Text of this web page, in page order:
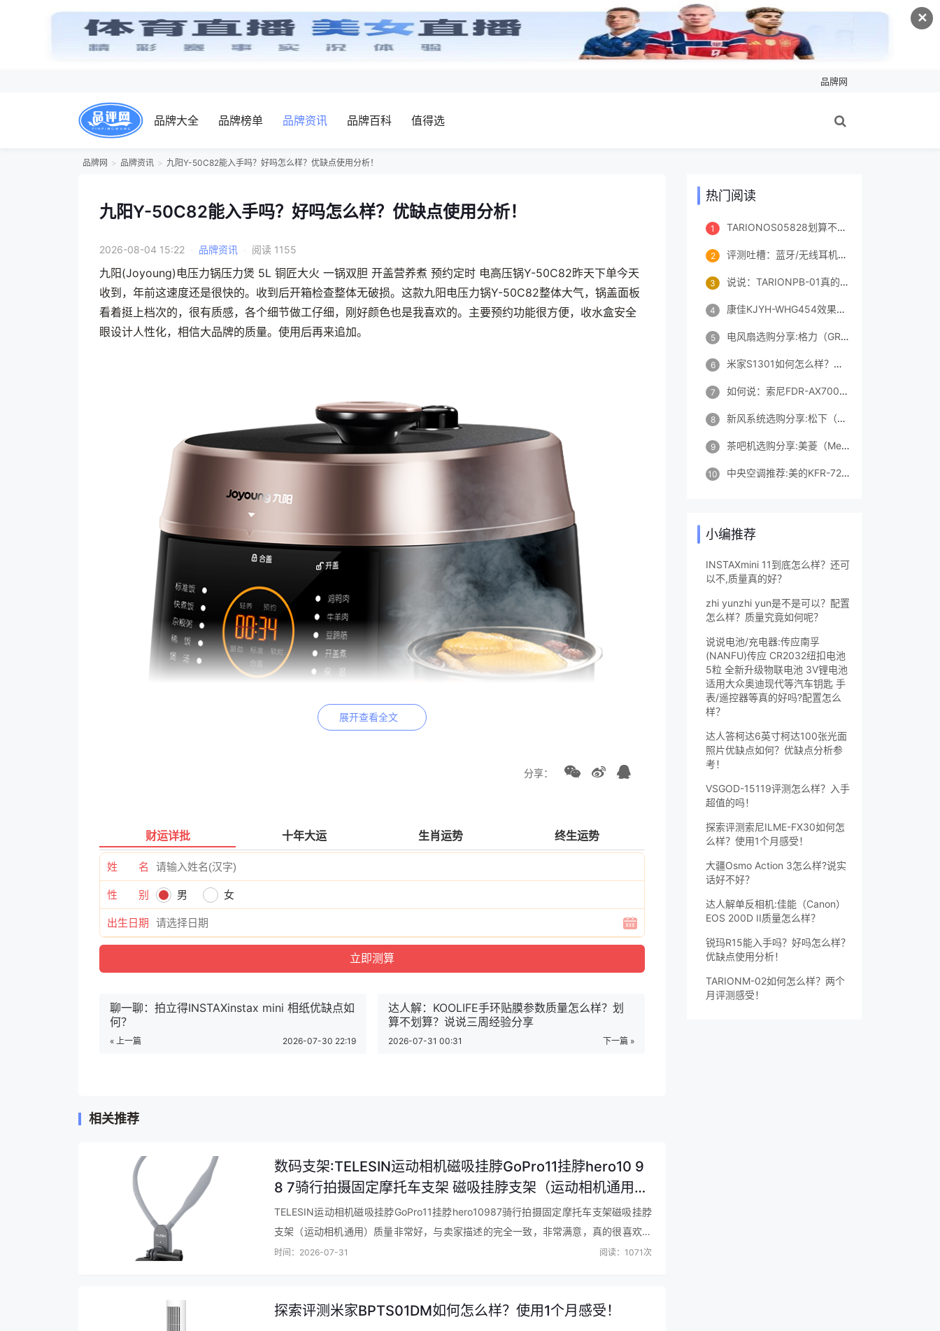
✕
品牌网
品牌大全 品牌榜单 品牌资讯 品牌百科 值得选
品牌网 品牌资讯 九阳Y-50C82能入手吗？好吗怎么样？优缺点使用分析！
九阳Y-50C82能入手吗？好吗怎么样？优缺点使用分析！
2026-08-04 15:22 品牌资讯 阅读 1155
九阳(Joyoung)电压力锅压力煲 5L 铜匠大火 一锅双胆 开盖营养煮 预约定时 电高压锅Y-50C82昨天下单今天
收到，年前这速度还是很快的。收到后开箱检查整体无破损。这款九阳电压力锅Y-50C82整体大气，锅盖面板
看着挺上档次的，很有质感，各个细节做工仔细，刚好颜色也是我喜欢的。主要预约功能很方便，收水盒安全
眼设计人性化，相信大品牌的质量。使用后再来追加。
九阳Y-50C82价格参考：
九阳(Joyoung)电压力锅压力煲 5L 铜匠大火 一锅双胆 开盖营养煮 预约定时 电高压锅Y-50C82活动到手价格
九阳Y-50C82详细参数：
商品编号：6421639
商品产地：中国大陆
操控方式：电脑式
容量：4.1-5L
排压方式：手动排压
内胆数量：双胆
展开查看全文
分享：
财运详批 十年大运 生肖运势 终生运势
姓 名
性 别 男 女
出生日期
聊一聊：拍立得INSTAXinstax mini 相纸优缺点如
何？
« 上一篇 2026-07-30 22:19
达人解：KOOLIFE手环贴膜参数质量怎么样？划
算不划算？说说三周经验分享
下一篇 »
2026-07-31 00:31
相关推荐
数码支架:TELESIN运动相机磁吸挂脖GoPro11挂脖hero10 9
8 7骑行拍摄固定摩托车支架 磁吸挂脖支架（运动相机通用）
点评推荐
TELESIN运动相机磁吸挂脖GoPro11挂脖hero10987骑行拍摄固定摩托车支架磁吸挂脖
支架（运动相机通用）质量非常好，与卖家描述的完全一致，非常满意，真的很喜欢，
完全超出期望值，发货速度非常快，包装非常仔细、严实，物流服务态度很好…
时间：2026-07-31 阅读：1071次
探索评测米家BPTS01DM如何怎么样？使用1个月感受！
热门阅读
1 TARIONOS05828划算不划算？如何怎么样？真实情况分享！
2 评测吐槽：蓝牙/无线耳机《华为HUAWEI FreeBuds 4E 有线充版》评测配置怎么样？优缺点如何？
3 说说：TARIONPB-01真的好吗？配置怎么样？真相如何,不看这里都吃亏了！
4 康佳KJYH-WHG454效果好吗怎么样？评价怎样？揭秘优缺点！
5 电风扇选购分享:格力（GREE）FD-35X65h7怎么样?真的好吗?
6 米家S1301如何怎么样？口碑怎样？入手超值的吗？
7 如何说：索尼FDR-AX700评测到底怎么样？参数如何？一周感受告知！
8 新风系统选购分享:松下（Panasonic）FV-RZ09VD2怎么样?真的好吗?
9 茶吧机选购分享:美菱（MeiLing）MY-C905茶吧机怎么样?真的好吗?
10 中央空调推荐:美的KFR-72T2W/B3DN1-LX(1)Ⅲ
小编推荐
INSTAXmini 11到底怎么样？还可
以不,质量真的好？
zhi yunzhi yun是不是可以？配置
怎么样？质量究竟如何呢？
说说电池/充电器:传应南孚
(NANFU)传应 CR2032纽扣电池
5粒 全新升级物联电池 3V锂电池
适用大众奥迪现代等汽车钥匙 手
表/遥控器等真的好吗?配置怎么
样？
达人答柯达6英寸柯达100张光面
照片优缺点如何？优缺点分析参
考！
VSGOD-15119评测怎么样？入手
超值的吗！
探索评测索尼ILME-FX30如何怎
么样？使用1个月感受！
大疆Osmo Action 3怎么样?说实
话好不好？
达人解单反相机:佳能（Canon）
EOS 200D II质量怎么样？
锐玛R15能入手吗？好吗怎么样？
优缺点使用分析！
TARIONM-02如何怎么样？两个
月评测感受！